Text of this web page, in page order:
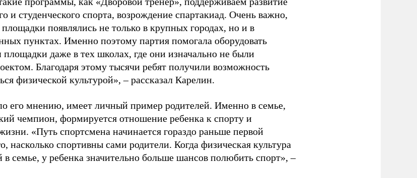
и студенческого спорта, возрождение спартакиад. Очень важно,
появлялись не только в крупных городах, но и в
пунктах. Именно поэтому партия помогала оборудовать
даже в тех школах, где они изначально не были
Благодаря этому тысячи ребят получили возможность
физической культурой», – рассказал Карелин.
его мнению, имеет личный пример родителей. Именно в семье,
чемпион, формируется отношение ребенка к спорту и
«Путь спортсмена начинается гораздо раньше первой
насколько спортивны сами родители. Когда физическая культура
в семье, у ребенка значительно больше шансов полюбить спорт», –